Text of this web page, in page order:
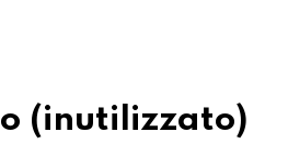
(inutilizzato)